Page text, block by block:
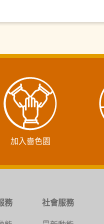
加入嗇色園
務
社會服務